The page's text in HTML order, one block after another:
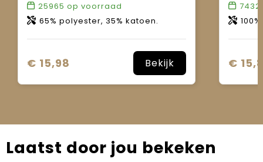
25965 op voorraad
65% polyester, 35% katoen.
€ 15,98 Bekijk
7432
€
Laatst door jou bekeken